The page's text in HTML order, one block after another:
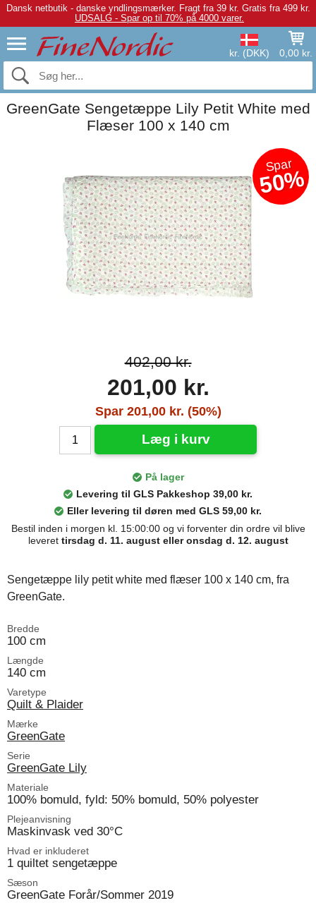
Dansk netbutik - danske yndlingsmærker. Fragt fra 39 kr. Gratis fra 499 kr.
UDSALG - Spar op til 70% på 4000 varer.
kr. (DKK) 0,00 kr.
GreenGate Sengetæppe Lily Petit White med
Flæser 100 x 140 cm
Spar
50%
402,00 kr.
201,00 kr.
Spar 201,00 kr. (50%)
Læg i kurv
På lager
Levering til GLS Pakkeshop 39,00 kr.
Eller levering til døren med GLS 59,00 kr.
Bestil inden i morgen kl. 15:00:00 og vi forventer din ordre vil blive
leveret tirsdag d. 11. august eller onsdag d. 12. august
Sengetæppe lily petit white med flæser 100 x 140 cm, fra
GreenGate.
Bredde
100 cm
Længde
140 cm
Varetype
Quilt & Plaider
Mærke
GreenGate
Serie
GreenGate Lily
Materiale
100% bomuld, fyld: 50% bomuld, 50% polyester
Plejeanvisning
Maskinvask ved 30°C
Hvad er inkluderet
1 quiltet sengetæppe
Sæson
GreenGate Forår/Sommer 2019